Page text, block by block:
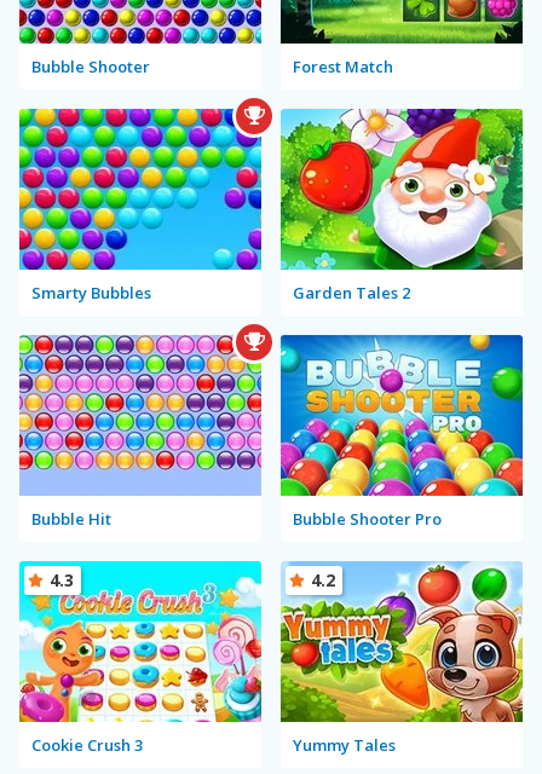
Bubble Shooter Forest Match
Smarty Bubbles Garden Tales 2
Bubble Hit Bubble Shooter Pro
Cookie Crush 3
4.3
Yummy Tales
4.2